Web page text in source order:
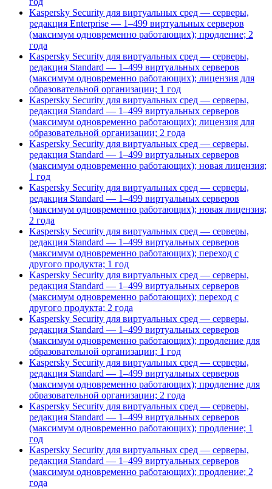
Kaspersky Security для виртуальных сред — серверы,
редакция Enterprise — 1–499 виртуальных серверов
(максимум одновременно работающих); продление; 2
года
Kaspersky Security для виртуальных сред — серверы,
редакция Standard — 1–499 виртуальных серверов
(максимум одновременно работающих); лицензия для
образовательной организации; 1 год
Kaspersky Security для виртуальных сред — серверы,
редакция Standard — 1–499 виртуальных серверов
(максимум одновременно работающих); лицензия для
образовательной организации; 2 года
Kaspersky Security для виртуальных сред — серверы,
редакция Standard — 1–499 виртуальных серверов
(максимум одновременно работающих); новая лицензия;
1 год
Kaspersky Security для виртуальных сред — серверы,
редакция Standard — 1–499 виртуальных серверов
(максимум одновременно работающих); новая лицензия;
2 года
Kaspersky Security для виртуальных сред — серверы,
редакция Standard — 1–499 виртуальных серверов
(максимум одновременно работающих); переход с
другого продукта; 1 год
Kaspersky Security для виртуальных сред — серверы,
редакция Standard — 1–499 виртуальных серверов
(максимум одновременно работающих); переход с
другого продукта; 2 года
Kaspersky Security для виртуальных сред — серверы,
редакция Standard — 1–499 виртуальных серверов
(максимум одновременно работающих); продление для
образовательной организации; 1 год
Kaspersky Security для виртуальных сред — серверы,
редакция Standard — 1–499 виртуальных серверов
(максимум одновременно работающих); продление для
образовательной организации; 2 года
Kaspersky Security для виртуальных сред — серверы,
редакция Standard — 1–499 виртуальных серверов
(максимум одновременно работающих); продление; 1
год
Kaspersky Security для виртуальных сред — серверы,
редакция Standard — 1–499 виртуальных серверов
(максимум одновременно работающих); продление; 2
года